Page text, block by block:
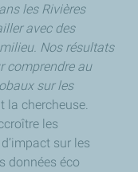
les Rivières
avec des
Nos résultats
comprendre au
sur les
la chercheuse.
les
sur les
données éco